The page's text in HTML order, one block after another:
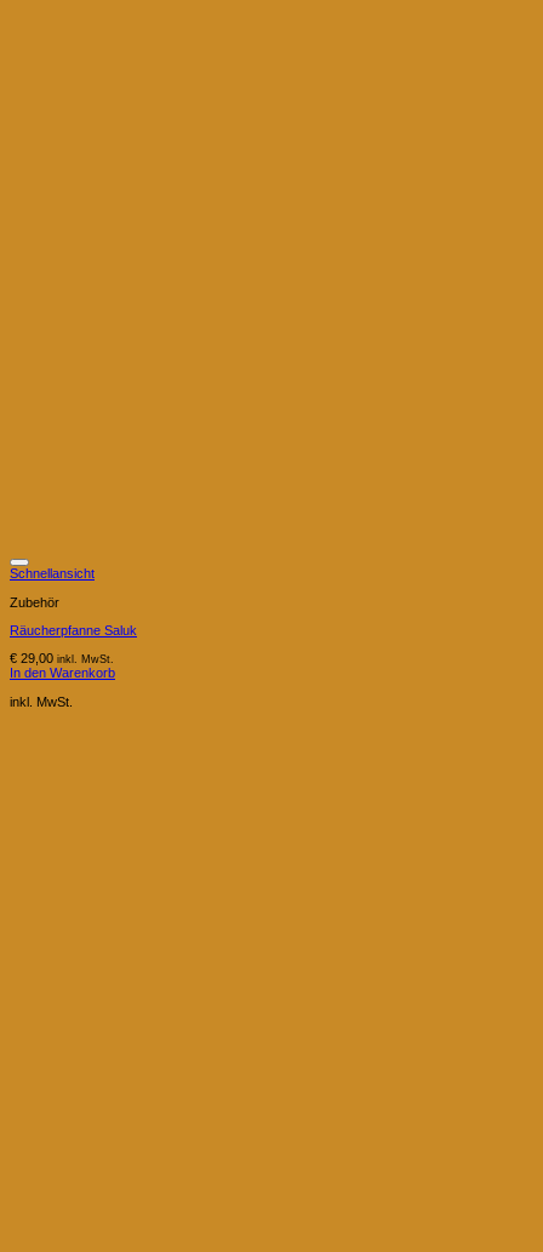
Schnellansicht
Zubehör
Räucherpfanne Saluk
€ 29,00 inkl. MwSt.
In den Warenkorb
inkl. MwSt.